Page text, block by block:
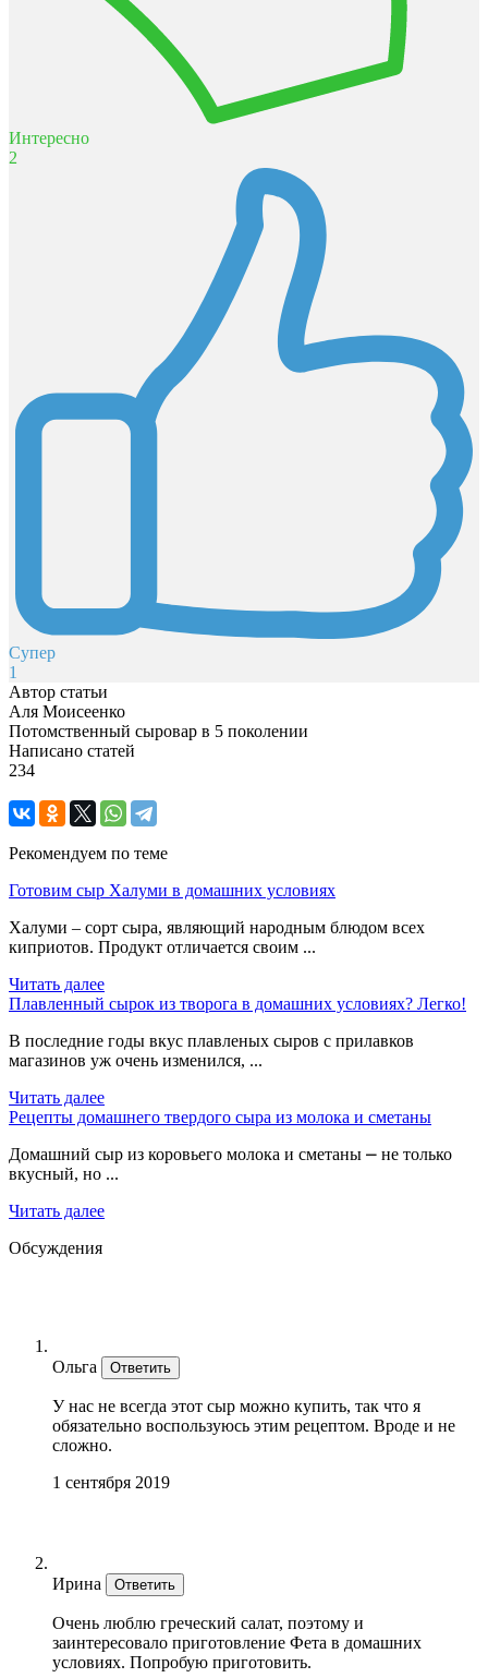
Интересно
2
Супер
1
Автор статьи
Аля Моисеенко
Потомственный сыровар в 5 поколении
Написано статей
234
Рекомендуем по теме
Готовим сыр Халуми в домашних условиях
Халуми – сорт сыра, являющий народным блюдом всех
киприотов. Продукт отличается своим ...
Читать далее
Плавленный сырок из творога в домашних условиях? Легко!
В последние годы вкус плавленых сыров с прилавков
магазинов уж очень изменился, ...
Читать далее
Рецепты домашнего твердого сыра из молока и сметаны
Домашний сыр из коровьего молока и сметаны ⎼ не только
вкусный, но ...
Читать далее
Обсуждения
Ольга Ответить
У нас не всегда этот сыр можно купить, так что я
обязательно воспользуюсь этим рецептом. Вроде и не
сложно.
1 сентября 2019
Ирина Ответить
Очень люблю греческий салат, поэтому и
заинтересовало приготовление Фета в домашних
условиях. Попробую приготовить.